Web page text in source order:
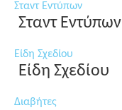
Σταντ Εντύπων
Σταντ Εντύπων
Είδη Σχεδίου
Είδη Σχεδίου
Διαβήτες